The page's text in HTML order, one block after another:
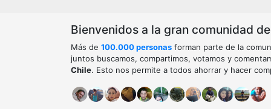
Bienvenidos a la gran comunidad
Más de 100.000 personas forman parte de la
juntos buscamos, compartimos, votamos y
Chile. Esto nos permite a todos ahorrar y hacer